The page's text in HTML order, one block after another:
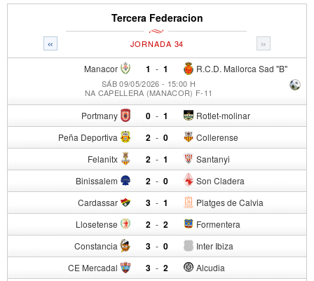
Tercera Federacion
« »
JORNADA 34
Manacor 1 - R.C.D. Mallorca Sad "B"
1
SÁB 09/05/2026 - 15:00 H
NA CAPELLERA (MANACOR) F-11
Portmany 0 - Rotlet-molinar
1
Peña Deportiva 2 - Collerense
0
Felanitx 2 - Santanyi
1
Binissalem 2 - Son Cladera
0
Cardassar 3 - Platges de Calvia
1
Llosetense 2 - Formentera
2
Constancia 3 - Inter Ibiza
0
CE Mercadal 3 - Alcudia
2